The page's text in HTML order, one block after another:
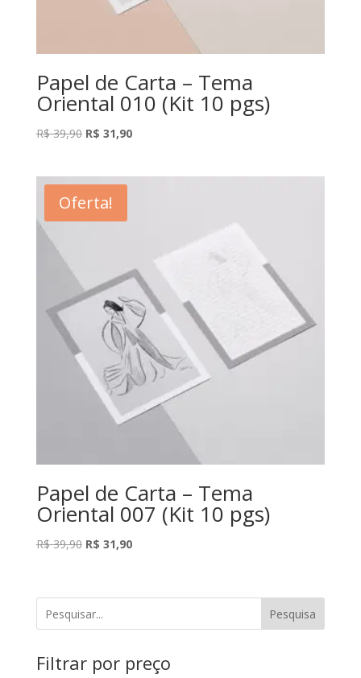
Papel de Carta – Tema
Oriental 010 (Kit 10 pgs)
R$39,90 O
era:
R$ 39,90.
R$ 31,90O
Oferta!
Papel de Carta – Tema
Oriental 007 (Kit 10 pgs)
R$39,90 O
era:
R$ 39,90.
R$ 31,90O
é:
Pesquisa
Filtrar por preço